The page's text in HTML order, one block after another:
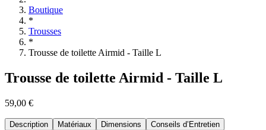
Boutique
*
Trousses
*
Trousse de toilette Airmid - Taille L
Trousse de toilette Airmid - Taille L
59,00 €
Description Matériaux Dimensions Conseils d’Entretien